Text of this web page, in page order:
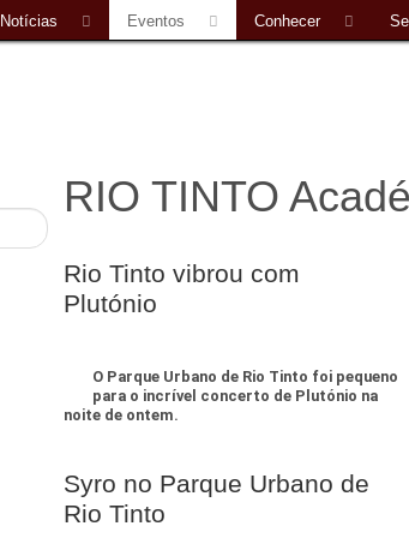
Notícias Eventos Conhecer
RIO TINTO
Rio Tinto vibrou com
Plutónio
O Parque Urbano de Rio Tinto foi pequeno
para o incrível concerto de Plutónio na
noite de ontem.
Syro no Parque Urbano de
Rio Tinto